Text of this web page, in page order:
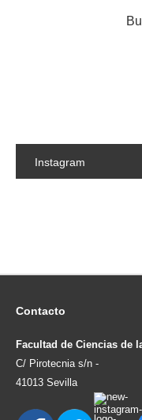
Instagram
Contacto
Facultad de Ciencias de
C/ Pirotecnia s/n -
41013 Sevilla